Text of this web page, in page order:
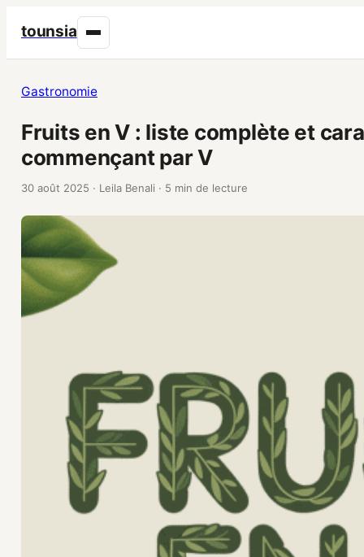
tounsia
Gastronomie
Fruits en V : liste complète et
commençant par V
30 août 2025 · Leila Benali · 5 min de lecture